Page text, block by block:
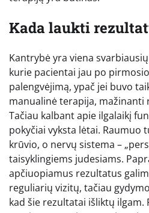
Kada laukti
Kantrybė yra viena
kurie pacientai jau po
palengvėjimą, ypač jei buvo
manualinė terapija, mažinanti
Tačiau kalbant apie ilgalaikį
pokyčiai vyksta lėtai.
krūvio, o nervų sistema –
taisyklingiems judesiams.
apčiuopiamus rezultatus
reguliarių vizitų, tačiau
kad šie rezultatai išliktų